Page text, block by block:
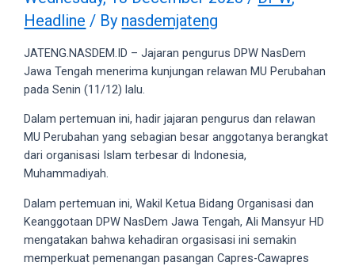
videos
website
several
different
formats.
18tube
Every
video
you
upload
Headline / By nasdemjateng
JATENG.NASDEM.ID – Jajaran pengurus DPW NasDem
Jawa Tengah menerima kunjungan relawan MU Perubahan
pada Senin (11/12) lalu.
Dalam pertemuan ini, hadir jajaran pengurus dan relawan
MU Perubahan yang sebagian besar anggotanya berangkat
dari organisasi Islam terbesar di Indonesia,
Muhammadiyah.
Dalam pertemuan ini, Wakil Ketua Bidang Organisasi dan
Keanggotaan DPW NasDem Jawa Tengah, Ali Mansyur HD
mengatakan bahwa kehadiran orgasisasi ini semakin
memperkuat pemenangan pasangan Capres-Cawapres